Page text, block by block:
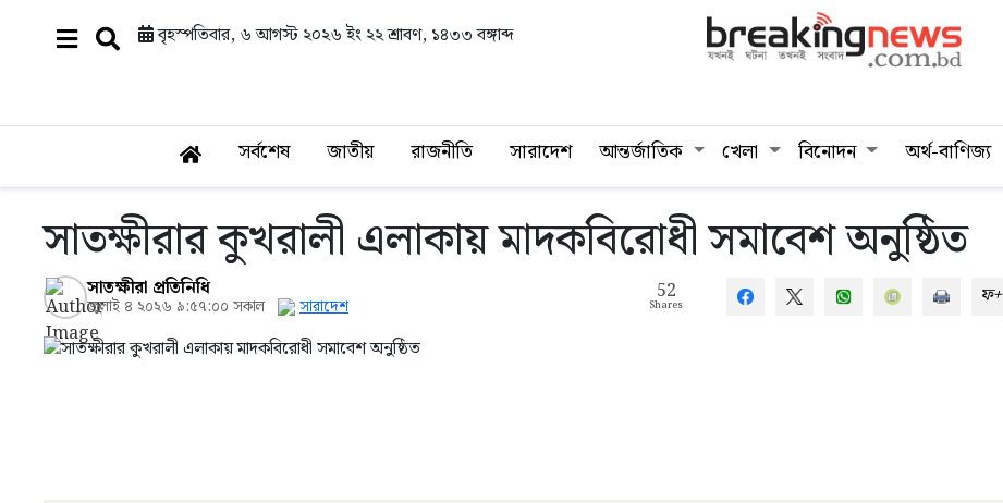
বৃহস্পতিবার, ৬ আগস্ট ২০২৬ ইং ২২ শ্রাবণ, ১৪৩৩ বঙ্গাব্দ
সর্বশেষ জাতীয় রাজনীতি সারাদেশ আন্তর্জাতিক খেলা বিনোদন অর্থ-বাণিজ্য
সাতক্ষীরার কুখরালী এলাকায় মাদকবিরোধী সমাবেশ অনুষ্ঠিত
সাতক্ষীরা প্রতিনিধি
জুলাই ৪ ২০২৬ ৯:৫৭:০০ সকাল সারাদেশ
52
Shares ফ+